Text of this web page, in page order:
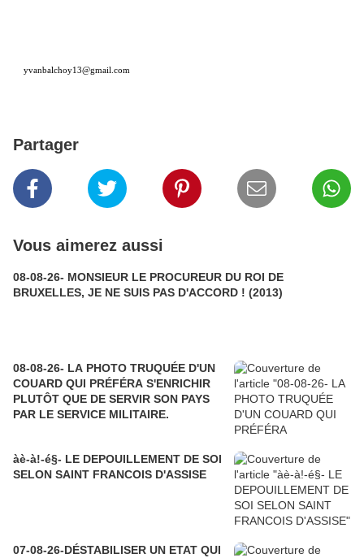
yvanbalchoy13@gmail.com
Partager
Vous aimerez aussi
08-08-26- MONSIEUR LE PROCUREUR DU ROI DE
BRUXELLES, JE NE SUIS PAS D'ACCORD ! (2013)
08-08-26- LA PHOTO TRUQUÉE D'UN
COUARD QUI PRÉFÉRA S'ENRICHIR
PLUTÔT QUE DE SERVIR SON PAYS
PAR LE SERVICE MILITAIRE.
àè-à!-é§- LE DEPOUILLEMENT DE SOI
SELON SAINT FRANCOIS D'ASSISE
07-08-26-DÉSTABILISER UN ETAT QUI